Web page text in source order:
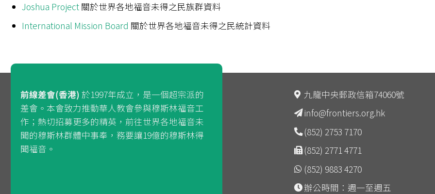
Joshua Project關於世界各地福音未得之民族群資料
International Mission Board 關於世界各地福音未得之民統計資料
前線差會(香港) 於1997年成立，是一個超宗派的
差會。本會致力推動華人教會參與穆斯林福音工
作；熱切招募更多的精英，前往世界各地福音未
聞的穆斯林群體中事奉，務要讓19億的穆斯林得
聞福音。
九龍中央郵政信箱74060號
info@frontiers.org.hk
(852) 2753 7170
(852) 2771 4771
(852) 9883 4270
辦公時間：週一至週五